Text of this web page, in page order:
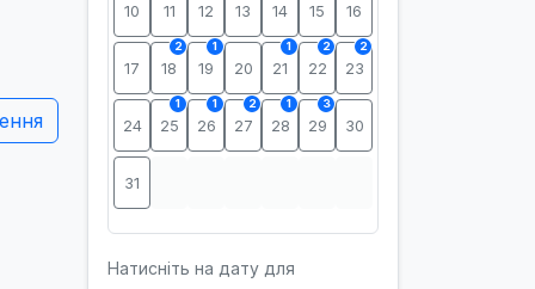
10 11 12 13 14 15 16
17 18
2
19
1
20 21
1
22
2
23
2
24 25
1
26
1
27
2
28
1
29
3
30
31
Натисніть на дату для